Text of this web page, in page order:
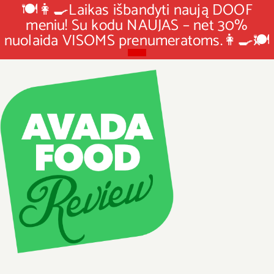
🍽👩‍🍳Laikas išbandyti naują DOOF
meniu! Su kodu NAUJAS – net 30%
nuolaida VISOMS prenumeratoms.👩‍🍳🍽
content